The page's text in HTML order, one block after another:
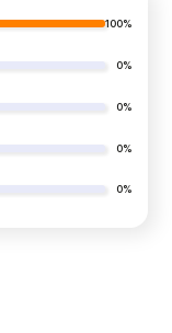
100%
0%
0%
0%
0%